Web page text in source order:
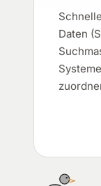
Daten